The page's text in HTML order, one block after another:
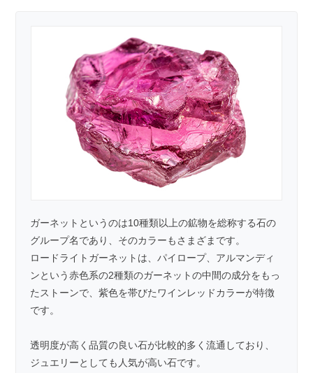
ガーネットというのは10種類以上の鉱物を総称する石の
グループ名であり、そのカラーもさまざまです。
ロードライトガーネットは、パイロープ、アルマンディ
ンという赤色系の2種類のガーネットの中間の成分をもっ
たストーンで、紫色を帯びたワインレッドカラーが特徴
です。
透明度が高く品質の良い石が比較的多く流通しており、
ジュエリーとしても人気が高い石です。